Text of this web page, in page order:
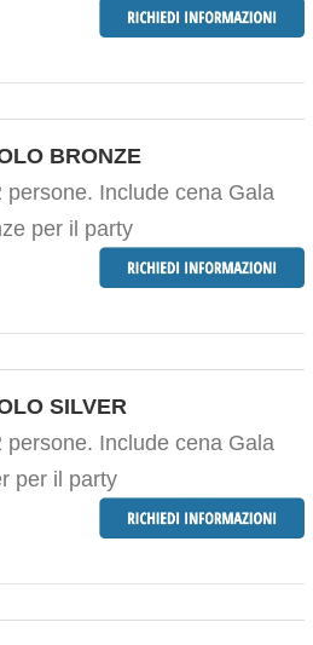
BRONZE
persone. Include cena Gala
per il party
SILVER
persone. Include cena Gala
per il party